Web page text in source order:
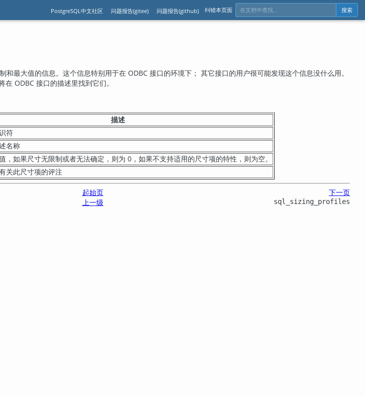
PostgreSQL中文社区 问题报告(gitee) 问题报告(github) 纠错本页面 搜索
和最大值的信息。这个信息特别用于在 ODBC 接口的环境下； 其它接口的用户很可能发现这个信息没什么用。
ODBC 接口的描述里找到它们。
描述
符
名称
，如果尺寸无限制或者无法确定，则为 0，如果不支持适用的尺寸项的特性，则为空。
关此尺寸项的评注
起始页 下一页
上一级 sql_sizing_profiles